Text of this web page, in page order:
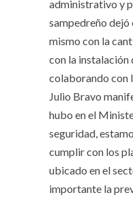
administrativo y
sampedreño dejó
mismo con la
con la instalación
colaborando con
Julio Bravo
hubo en el
seguridad,
cumplir con los
ubicado en el
importante la